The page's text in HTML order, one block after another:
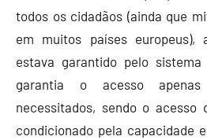
todos os cidadãos (ainda que
em muitos países europeus),
estava garantido pelo
garantia o acesso apenas
necessitados, sendo o acesso
condicionado pela capacidade